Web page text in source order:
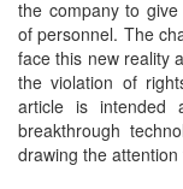
the company to
of personnel. The
face this new reality
the violation of
article is
breakthrough
drawing the